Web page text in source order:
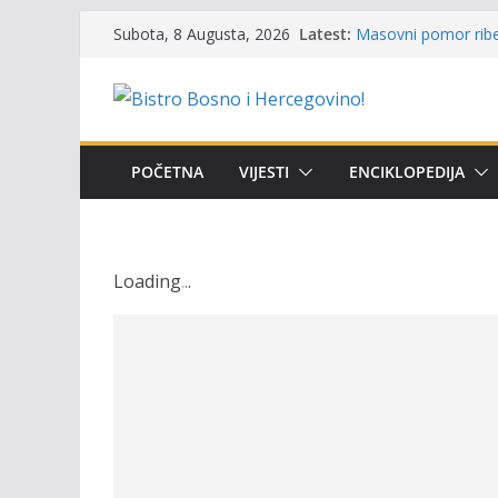
Skip
content
Subota, 8 Augusta, 2026 Latest: Masovni pomor
Poziv za učešće u
Obavještenje
osobe sa
POČETNA VIJESTI ENCIKLOPEDIJA
Loading...